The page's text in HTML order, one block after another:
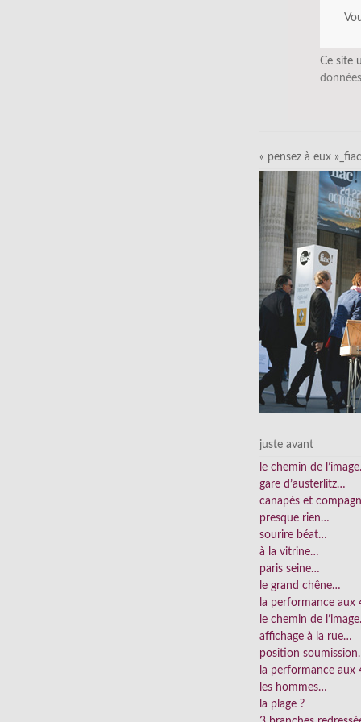
Ce site
« pensez à eux
juste avant
le chemin de
gare d’austerlitz…
canapés et
presque rien…
sourire béat…
à la vitrine…
paris seine…
le grand chêne…
la performance aux
le chemin de
affichage à la rue…
position
la performance aux
les hommes…
la plage ?